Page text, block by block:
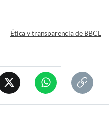
Ética y transparencia de BBCL